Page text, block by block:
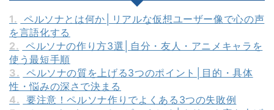
1. ペルソナとは何か│リアルな仮想ユーザー像で心の声
を言語化する
2. ペルソナの作り方3選│自分・友人・アニメキャラを
使う最短手順
3. ペルソナの質を上げる3つのポイント│目的・具体
性・悩みの深さで決まる
4. 要注意！ペルソナ作りでよくある3つの失敗例